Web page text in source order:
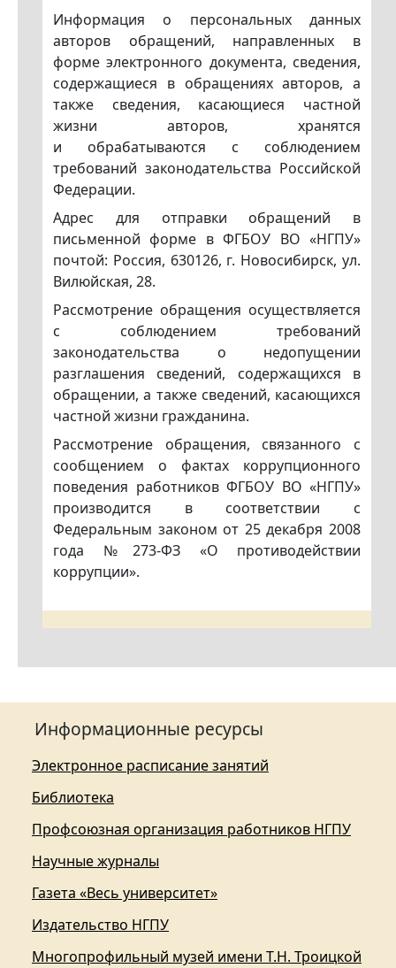
Информация о персональных данных
авторов обращений, направленных в
форме электронного документа, сведения,
содержащиеся в обращениях авторов, а
также сведения, касающиеся частной
жизни авторов, хранятся
и обрабатываются с соблюдением
требований законодательства Российской
Федерации.
Адрес для отправки обращений в
письменной форме в ФГБОУ ВО «НГПУ»
почтой: Россия, 630126, г. Новосибирск, ул.
Вилюйская, 28.
Рассмотрение обращения осуществляется
с соблюдением требований
законодательства о недопущении
разглашения сведений, содержащихся в
обращении, а также сведений, касающихся
частной жизни гражданина.
Рассмотрение обращения, связанного с
сообщением о фактах коррупционного
поведения работников ФГБОУ ВО «НГПУ»
производится в соответствии с
Федеральным законом от 25 декабря 2008
года №273-ФЗ «О противодействии
коррупции».
Информационные ресурсы
Электронное расписание занятий
Библиотека
Профсоюзная организация работников НГПУ
Научные журналы
Газета «Весь университет»
Издательство НГПУ
Многопрофильный музей имени Т.Н. Троицкой